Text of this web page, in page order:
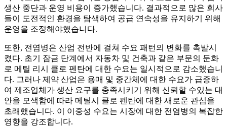
생산 중단과 운영 비용이 증가했습니다. 결과적으로 많은 회사
들이 도전적인 환경을 탐색하여 공급 연속성을 유지하기 위해
운영을 조정해야했습니다.
또한, 전염병은 산업 전반에 걸쳐 수요 패턴의 변화를 촉발시
켰다. 초기 잠금 단계에서 자동차 및 건축과 같은 부문의 둔화
로 메틸 리시 클로 펜탄에 대한 수요는 일시적으로 감소했습니
다. 그러나 제약 산업은 용매 및 중간체에 대한 수요가 급증하
여 제조업체가 생산 요구를 충족시키기 위해 신뢰할 수있는 대
안을 모색함에 따라 메틸시 클로 펜탄에 대한 새로운 관심을
초래했습니다. 이 이중성 수요는 시장에 대한 전염병의 복잡한
영향을 강조합니다.